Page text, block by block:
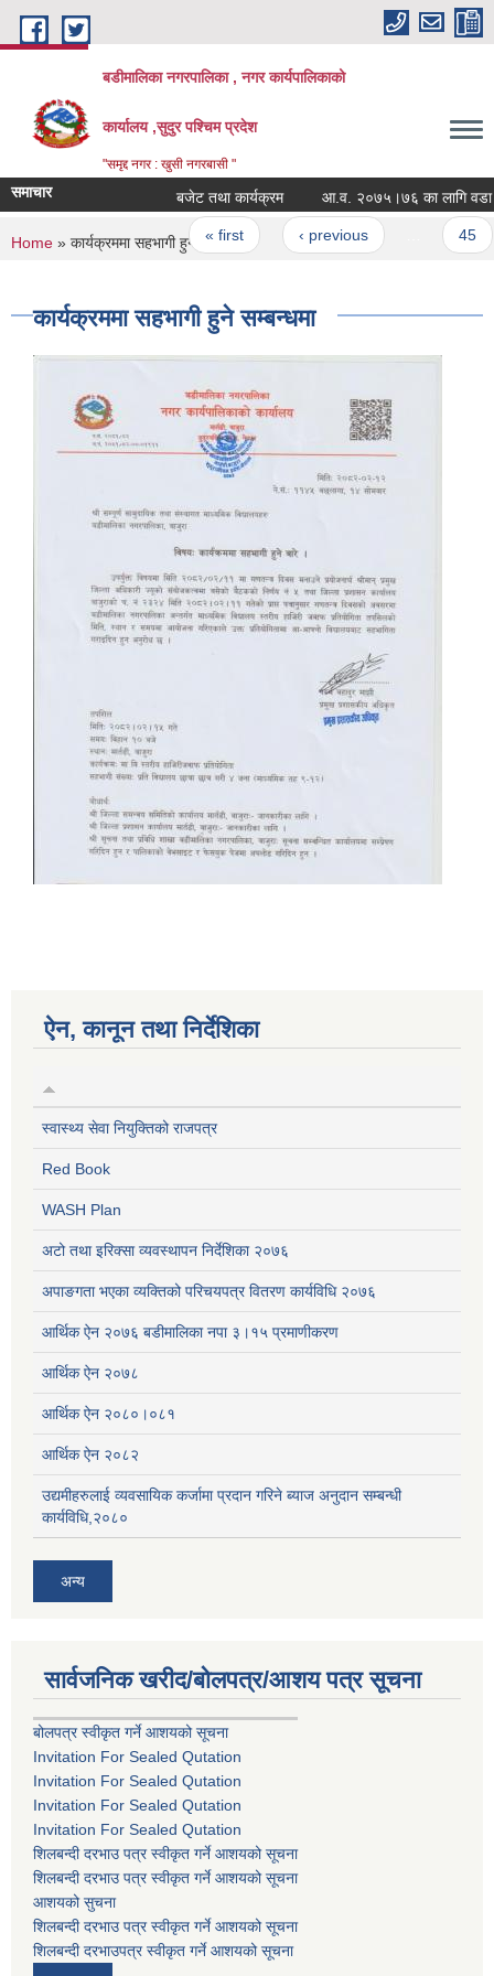
Skip to main content
बडीमालिका नगरपालिका , नगर कार्यपालिकाको
कार्यालय ,सुदुर पश्चिम प्रदेश
"समृद्द नगर : खुसी नगरबासी "
समाचार बजेट तथा कार्यक्रम आ.व. २०७५।७६ का लागि वडा
Pages
« first ‹ previous
You are here
Home » कार्यक्रममा सहभागी हुने सम्बन्धमा
कार्यक्रममा सहभागी हुने सम्बन्धमा
ऐन, कानून तथा निर्देशिका
स्वास्थ्य सेवा नियुक्तिको राजपत्र
Red Book
WASH Plan
अटो तथा इरिक्सा व्यवस्थापन निर्देशिका २०७६
अपाङगता भएका व्यक्तिको परिचयपत्र वितरण कार्यविधि २०७६
आर्थिक ऐन २०७६ बडीमालिका नपा ३।१५ प्रमाणीकरण
आर्थिक ऐन २०७८
आर्थिक ऐन २०८०।०८१
आर्थिक ऐन २०८२
उद्यमीहरुलाई व्यवसायिक कर्जामा प्रदान गरिने ब्याज अनुदान सम्बन्धी
कार्यविधि,२०८०
अन्य
सार्वजनिक खरीद/बोलपत्र/आशय पत्र सूचना
बोलपत्र स्वीकृत गर्ने आशयको सूचना
Invitation For Sealed Qutation
Invitation For Sealed Qutation
Invitation For Sealed Qutation
Invitation For Sealed Qutation
शिलबन्दी दरभाउ पत्र स्वीकृत गर्ने आशयको सूचना
शिलबन्दी दरभाउ पत्र स्वीकृत गर्ने आशयको सूचना
आशयको सुचना
शिलबन्दी दरभाउ पत्र स्वीकृत गर्ने आशयको सूचना
शिलबन्दी दरभाउपत्र स्वीकृत गर्ने आशयको सूचना